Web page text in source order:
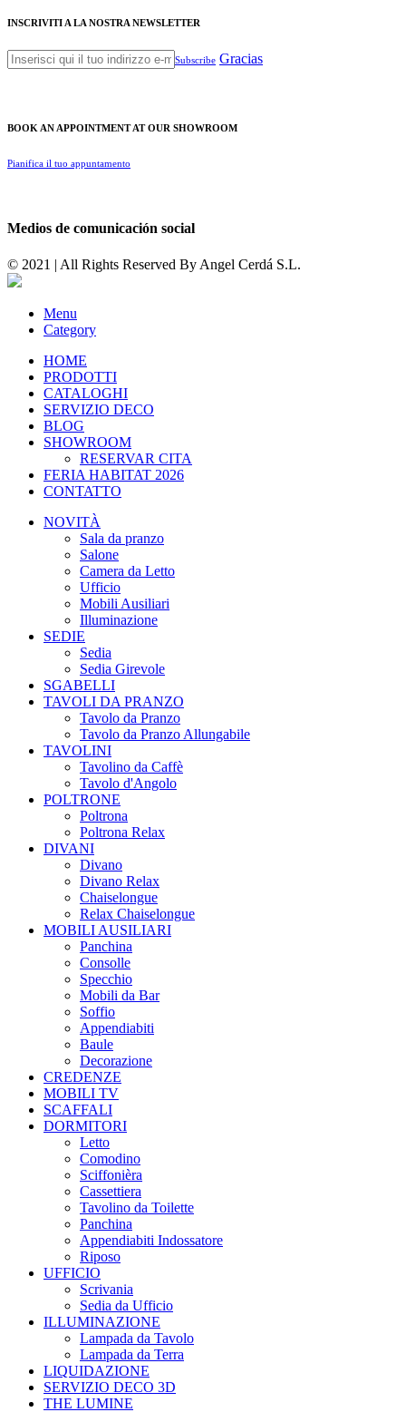
INSCRIVITI A LA NOSTRA NEWSLETTER
Subscribe Gracias
BOOK AN APPOINTMENT AT OUR SHOWROOM
Pianifica il tuo appuntamento
Medios de comunicación social
© 2021 | All Rights Reserved By Angel Cerdá S.L.
Menu
Category
HOME
PRODOTTI
CATALOGHI
SERVIZIO DECO
BLOG
SHOWROOM
RESERVAR CITA
FERIA HABITAT 2026
CONTATTO
NOVITÀ
Sala da pranzo
Salone
Camera da Letto
Ufficio
Mobili Ausiliari
Illuminazione
SEDIE
Sedia
Sedia Girevole
SGABELLI
TAVOLI DA PRANZO
Tavolo da Pranzo
Tavolo da Pranzo Allungabile
TAVOLINI
Tavolino da Caffè
Tavolo d'Angolo
POLTRONE
Poltrona
Poltrona Relax
DIVANI
Divano
Divano Relax
Chaiselongue
Relax Chaiselongue
MOBILI AUSILIARI
Panchina
Consolle
Specchio
Mobili da Bar
Soffio
Appendiabiti
Baule
Decorazione
CREDENZE
MOBILI TV
SCAFFALI
DORMITORI
Letto
Comodino
Sciffonièra
Cassettiera
Tavolino da Toilette
Panchina
Appendiabiti Indossatore
Riposo
UFFICIO
Scrivania
Sedia da Ufficio
ILLUMINAZIONE
Lampada da Tavolo
Lampada da Terra
LIQUIDAZIONE
SERVIZIO DECO 3D
THE LUMINE